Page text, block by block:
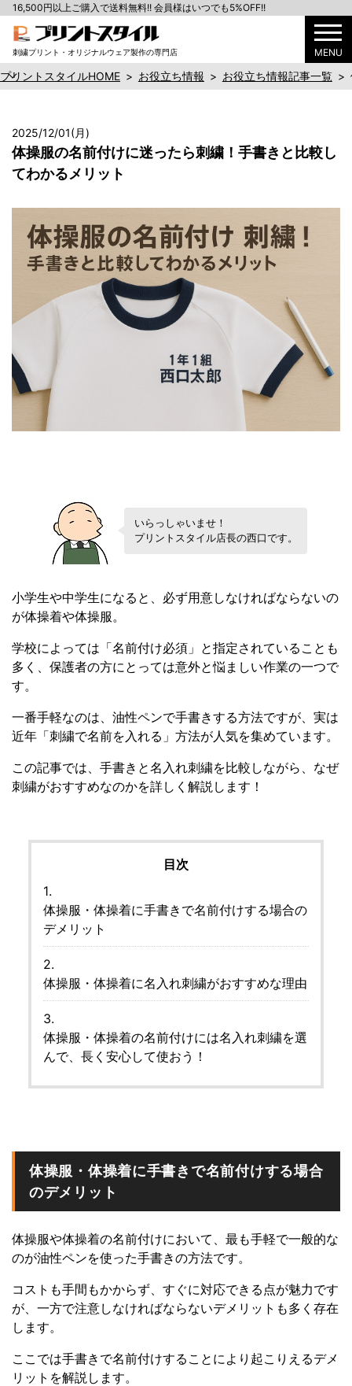
刺繍プリント・オリジナルウェア製作の専門店 MENU
16,500円以上ご購入で送料無料!! 会員様はいつでも5%OFF!!
プリントスタイルHOME > お役立ち情報 > お役立ち情報記事一覧 >
2025/12/01(月)
体操服の名前付けに迷ったら刺繍！手書きと比較し
てわかるメリット
いらっしゃいませ！
プリントスタイル店長の西口です。
小学生や中学生になると、必ず用意しなければならないの
が体操着や体操服。
学校によっては「名前付け必須」と指定されていることも
多く、保護者の方にとっては意外と悩ましい作業の一つで
す。
一番手軽なのは、油性ペンで手書きする方法ですが、実は
近年「刺繍で名前を入れる」方法が人気を集めています。
この記事では、手書きと名入れ刺繍を比較しながら、なぜ
刺繍がおすすめなのかを詳しく解説します！
目次
体操服・体操着に手書きで名前付けする場合の
デメリット
体操服・体操着に名入れ刺繍がおすすめな理由
体操服・体操着の名前付けには名入れ刺繍を選
んで、長く安心して使おう！
体操服・体操着に手書きで名前付けする場合
のデメリット
体操服や体操着の名前付けにおいて、最も手軽で一般的な
のが油性ペンを使った手書きの方法です。
コストも手間もかからず、すぐに対応できる点が魅力です
が、一方で注意しなければならないデメリットも多く存在
します。
ここでは手書きで名前付けすることにより起こりえるデメ
リットを解説します。